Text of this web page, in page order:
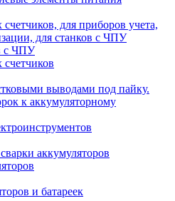
для приборов учета,
для станков с ЧПУ
с ЧПУ
счетчиков
выводами под пайку.
к аккумуляторному
аккумуляторов
и батареек